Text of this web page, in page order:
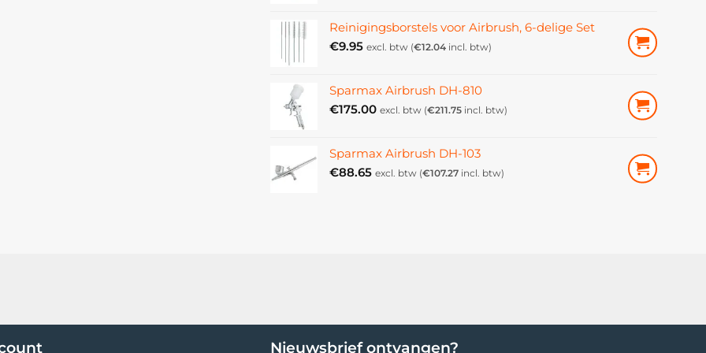
Reinigingsborstels voor Airbrush, 6-delige Set
€9.95 excl. btw (€12.04 incl. btw)
Sparmax Airbrush DH-810
€175.00 excl. btw (€211.75 incl. btw)
Sparmax Airbrush DH-103
€88.65 excl. btw (€107.27 incl. btw)
Nieuwsbrief ontvangen?